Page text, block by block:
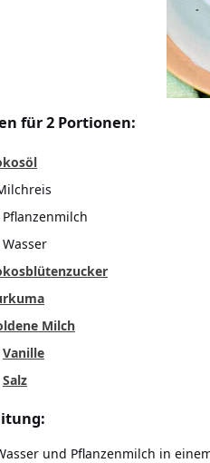
für 2 Portionen:
Milch
Vanille
Salz
und Pflanzenmilch in